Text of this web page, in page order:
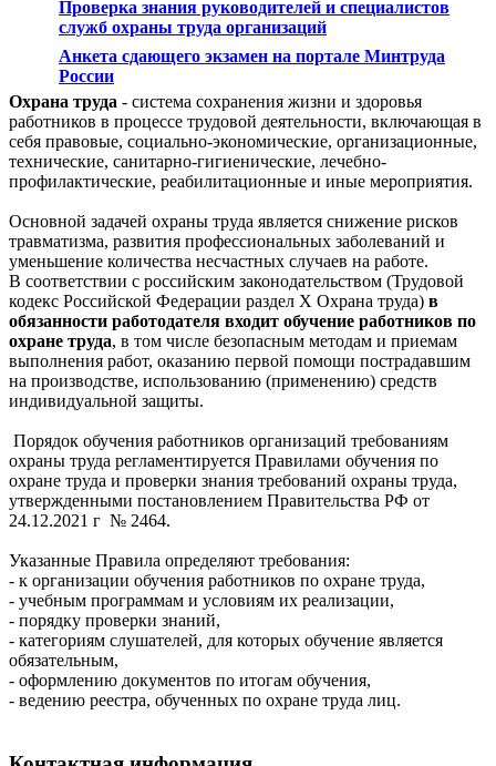
Проверка знания руководителей и специалистов
служб охраны труда организаций
Анкета сдающего экзамен на портале Минтруда
России
Охрана труда - система сохранения жизни и здоровья
работников в процессе трудовой деятельности, включающая в
себя правовые, социально-экономические, организационные,
технические, санитарно-гигиенические, лечебно-
профилактические, реабилитационные и иные мероприятия.
Основной задачей охраны труда является снижение рисков
травматизма, развития профессиональных заболеваний и
уменьшение количества несчастных случаев на работе.
В соответствии с российским законодательством (Трудовой
кодекс Российской Федерации раздел X Охрана труда) в
обязанности работодателя входит обучение работников по
охране труда, в том числе безопасным методам и приемам
выполнения работ, оказанию первой помощи пострадавшим
на производстве, использованию (применению) средств
индивидуальной защиты.
Порядок обучения работников организаций требованиям
охраны труда регламентируется Правилами обучения по
охране труда и проверки знания требований охраны труда,
утвержденными постановлением Правительства РФ от
24.12.2021 г № 2464.
Указанные Правила определяют требования:
- к организации обучения работников по охране труда,
- учебным программам и условиям их реализации,
- порядку проверки знаний,
- категориям слушателей, для которых обучение является
обязательным,
- оформлению документов по итогам обучения,
- ведению реестра, обученных по охране труда лиц.